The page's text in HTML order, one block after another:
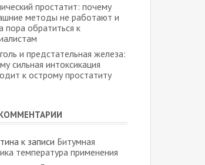
простатит: почему
методы не работают и
пора обратиться к
и предстательная железа:
сильная интоксикация
к острому простатиту
к записи Битумная
температура применения